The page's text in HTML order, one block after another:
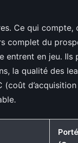
Ce qui compte,
complet du
entrent en jeu.
la qualité des